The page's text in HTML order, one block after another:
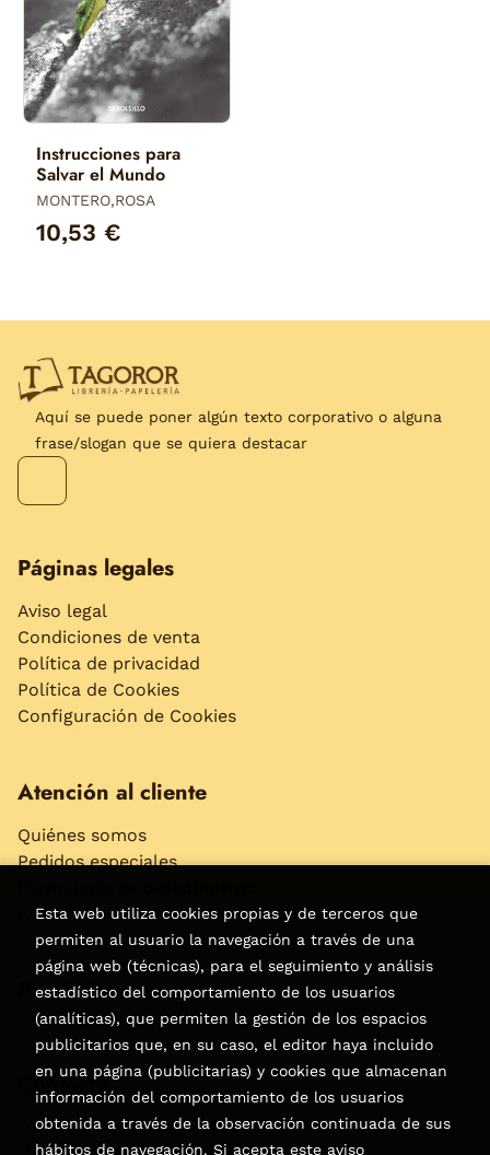
Instrucciones para
Salvar el Mundo
MONTERO,ROSA
10,53 €
Aquí se puede poner algún texto corporativo o alguna
frase/slogan que se quiera destacar
Páginas legales
Aviso legal
Condiciones de venta
Política de privacidad
Política de Cookies
Configuración de Cookies
Atención al cliente
Quiénes somos
Pedidos especiales
Accesibilidad
Puede interesarte
Contacto
C/Virgen de la Peña, 15
Esta web utiliza cookies propias y de terceros que
permiten al usuario la navegación a través de una
página web (técnicas), para el seguimiento y análisis
estadístico del comportamiento de los usuarios
(analíticas), que permiten la gestión de los espacios
publicitarios que, en su caso, el editor haya incluido
en una página (publicitarias) y cookies que almacenan
información del comportamiento de los usuarios
obtenida a través de la observación continuada de sus
hábitos de navegación. Si acepta este aviso